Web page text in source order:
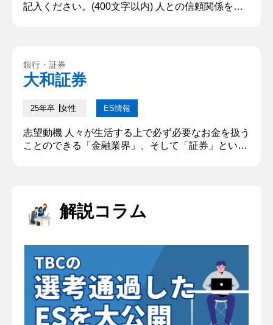
記入ください。(400文字以内) 人との信頼関係を大
業務を展開しており、個人·法人問わず多様なニー
ズに応えることで、真に信頼されるパートナーを目
銀行・証券
大和証券
25年卒 女性 ES情報
志望動機 人々が生活する上で必ず必要なお金を扱う
ことのできる「金融業界」、そして「証券」という
を感じました。さらに人材をとても大切にし、「女
性活躍」を推進していることから、私自身もこのよ
解説コラム